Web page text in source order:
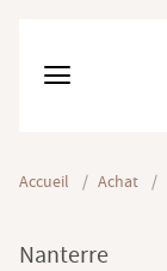
Accueil / Achat /
Nanterre